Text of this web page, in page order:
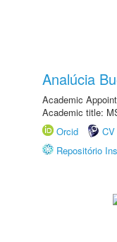
Analúcia
Academic
Academic title:
Orcid
Repositório